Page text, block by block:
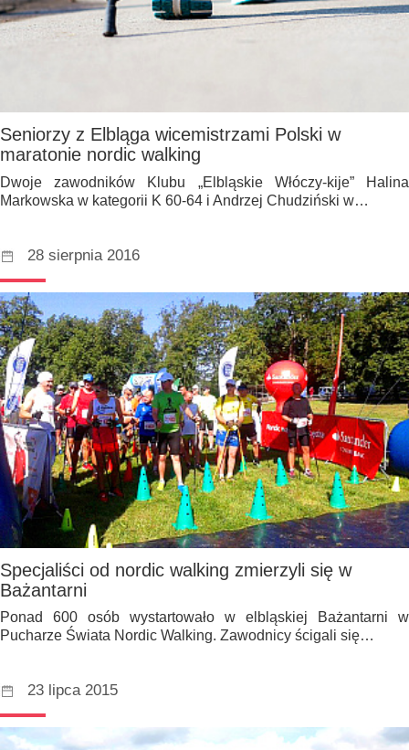
Seniorzy z Elbląga wicemistrzami Polski w
maratonie nordic walking
Dwoje zawodników Klubu „Elbląskie Włóczy-kije” Halina
Markowska w kategorii K 60-64 i Andrzej Chudziński w…
28 sierpnia 2016
Specjaliści od nordic walking zmierzyli się w
Bażantarni
Ponad 600 osób wystartowało w elbląskiej Bażantarni w
Pucharze Świata Nordic Walking. Zawodnicy ścigali się…
23 lipca 2015